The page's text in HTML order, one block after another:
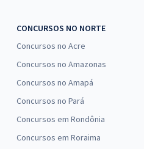
CONCURSOS NO NORTE
Concursos no Acre
Concursos no Amazonas
Concursos no Amapá
Concursos no Pará
Concursos em Rondônia
Concursos em Roraima